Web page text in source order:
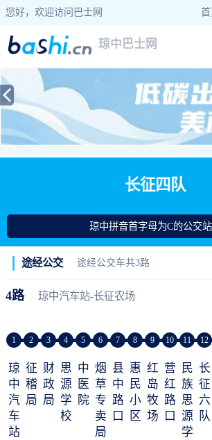
您好，欢迎访问巴士网 首
琼中巴士网
当前位置： 巴士网> 海南巴士>琼中公交> 长
长征四队
琼中拼音首字母为C的公交站
途经公交 途经公交车共3路
4路 琼中汽车站-长征农场
1
琼
中
汽
车
站
2
征
稽
局
3
财
政
局
4
思
源
学
校
5
中
医
院
6
烟
草
专
卖
局
7
县
中
路
口
8
惠
民
小
区
9
红
岛
牧
场
10
营
红
路
口
11
民
族
思
源
学
12
长
征
六
队